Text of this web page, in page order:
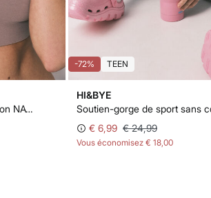
Haut triangle sans coutures marron NATURAL
-72% TEEN
HI&BYE
€ 6,99 € 24,99
Vous économisez € 18,00